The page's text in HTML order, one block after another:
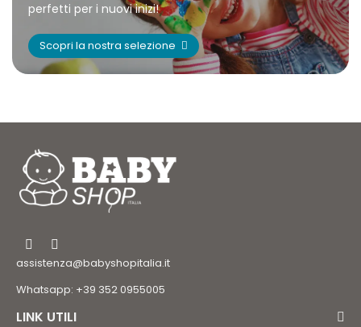
perfetti per i nuovi inizi!
Scopri la nostra selezione
assistenza@babyshopitalia.it
Whatsapp: +39 352 0955005
LINK UTILI